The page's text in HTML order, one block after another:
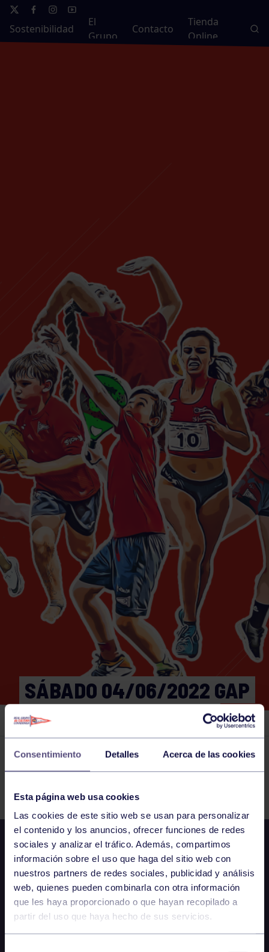
Consentimiento Detalles Acerca de las cookies
Esta página web usa cookies
Las cookies de este sitio web se usan para personalizar
el contenido y los anuncios, ofrecer funciones de redes
sociales y analizar el tráfico. Además, compartimos
información sobre el uso que haga del sitio web con
nuestros partners de redes sociales, publicidad y análisis
web, quienes pueden combinarla con otra información
que les haya proporcionado o que hayan recopilado a
partir del uso que haya hecho de sus servicios.
Sostenibilidad
El
Grupo
Contacto
Tienda
Online
SÁBADO 04/06/2022 GAP
12:30-13:00 GIMNASIO